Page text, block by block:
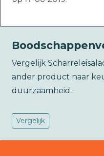
Vergelijk
ander product naar
duurzaamheid.
Vergelijk